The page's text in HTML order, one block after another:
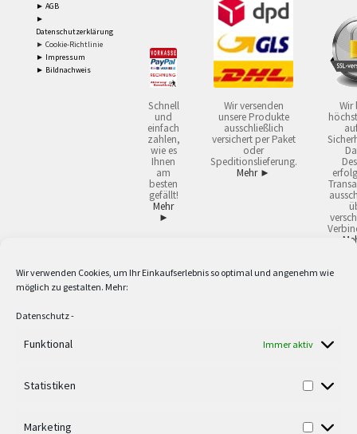
Wir verwenden Cookies, um Ihr Einkaufserlebnis so optimal und angenehm wie
möglich zu gestalten. Mehr:
Datenschutz-
Funktional Immer aktiv
Statistiken
Marketing
► AGB
►
Datenschutzerklärung
► Cookie-Richtlinie
► Impressum
► Bildnachweis
Schnell
und
einfach
zahlen,
wie es
Ihnen
am
besten
gefällt!
Mehr
►
Wir versenden
unsere Produkte
ausschließlich
versichert per Paket
oder
Speditionslieferung.
Mehr ►
Wir
2 Lieferzeiten gelten mit Express-24.
Versandkostenfrei ab 59,90 € Nettowarenwert. Inseln ausgenommen. Unsere
Berufe zur Verwendung in der selbständigen, beruflichen oder gewerblichen
verwendeten Logos und Firmennamen sind Warenzeichen oder eingetragene